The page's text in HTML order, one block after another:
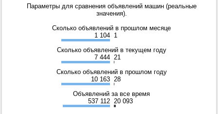
Параметры для сравнения объявлений машин (реальные
значения).
Сколько объявлений в прошлом месяце
1 104 1
Сколько объявлений в текущем году
7 444 21
Сколько объявлений в прошлом году
10 163 28
Объявлений за все время
537 112 20 093